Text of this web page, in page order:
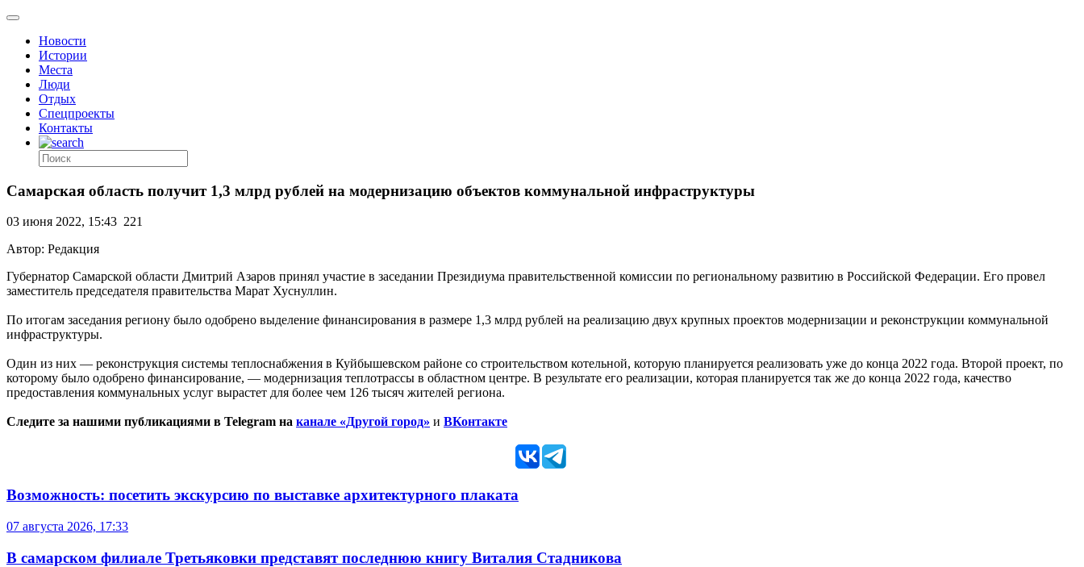
Новости
Истории
Места
Люди
Отдых
Спецпроекты
Контакты
Самарская область получит 1,3 млрд рублей на модернизацию объектов коммунальной инфраструктуры
03 июня 2022, 15:43 221
Автор: Редакция
Губернатор Самарской области Дмитрий Азаров принял участие в заседании Президиума правительственной комиссии по региональному развитию в Российской Федерации. Его провел
заместитель председателя правительства Марат Хуснуллин.
По итогам заседания региону было одобрено выделение финансирования в размере 1,3 млрд рублей на реализацию двух крупных проектов модернизации и реконструкции коммунальной
инфраструктуры.
Один из них — реконструкция системы теплоснабжения в Куйбышевском районе со строительством котельной, которую планируется реализовать уже до конца 2022 года. Второй проект, по
которому было одобрено финансирование, — модернизация теплотрассы в областном центре. В результате его реализации, которая планируется так же до конца 2022 года, качество
предоставления коммунальных услуг вырастет для более чем 126 тысяч жителей региона.
Следите за нашими публикациями в Telegram на канале «Другой город» и ВКонтакте
Возможность: посетить экскурсию по выставке архитектурного плаката
07 августа 2026, 17:33
В самарском филиале Третьяковки представят последнюю книгу Виталия Стадникова